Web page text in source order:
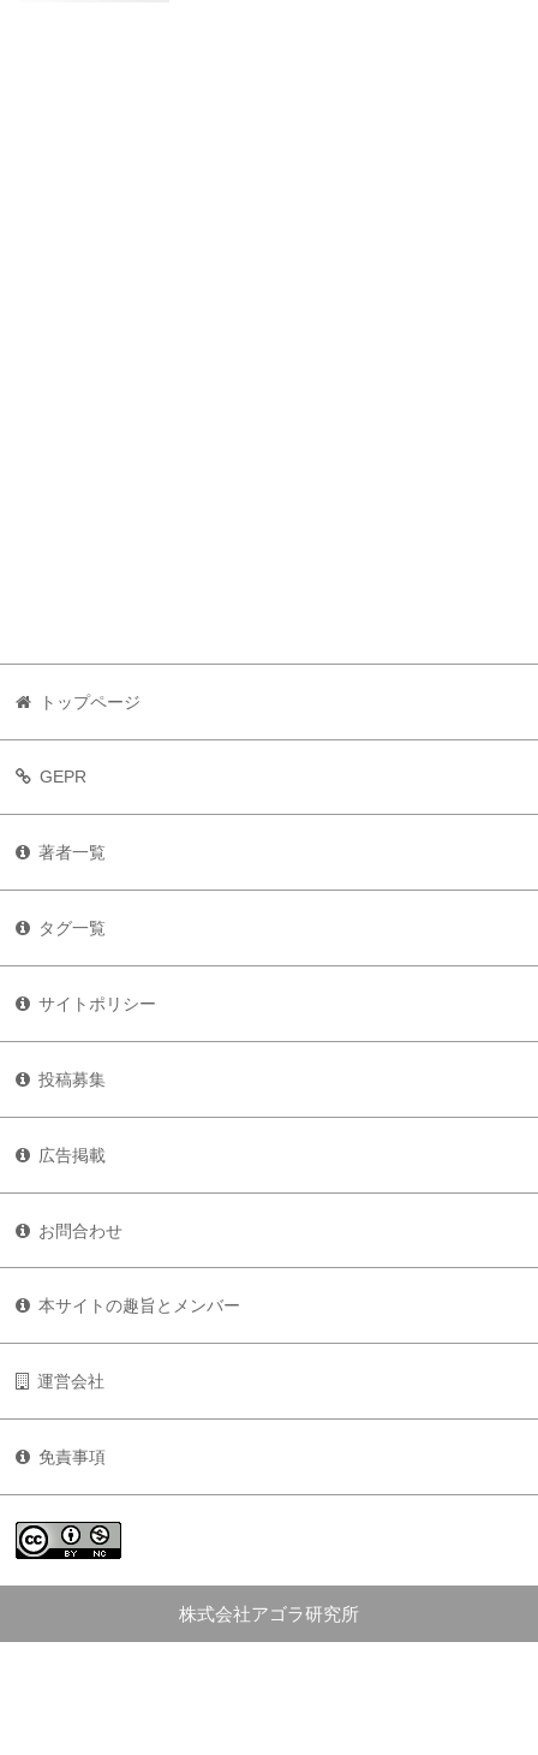
トップページ
GEPR
著者一覧
タグ一覧
サイトポリシー
投稿募集
広告掲載
お問合わせ
本サイトの趣旨とメンバー
運営会社
免責事項
株式会社アゴラ研究所